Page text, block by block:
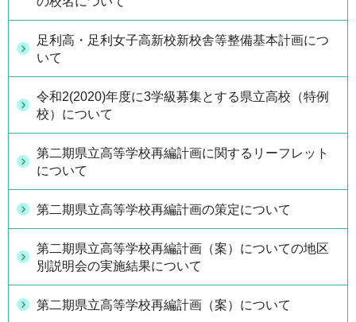
足利高・足利女子高新校新校舎等整備基本計画につ
いて
令和2(2020)年度に3学級募集とする県立高校（特例
校）について
第二期県立高等学校再編計画に関するリーフレット
について
第二期県立高等学校再編計画の策定について
第二期県立高等学校再編計画（案）についての地区
別説明会の実施結果について
第二期県立高等学校再編計画（案）について